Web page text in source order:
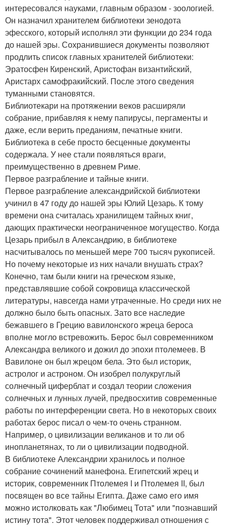
интересовался науками, главным образом - зоологией.
Он назначил хранителем библиотеки зенодота
эфесского, который исполнял эти функции до 234 года
до нашей эры. Сохранившиеся документы позволяют
продлить список главных хранителей библиотеки:
Эратосфен Киренский, Аристофан византийский,
Аристарх самофракийский. После этого сведения
туманными становятся.
Библиотекари на протяжении веков расширяли
собрание, прибавляя к нему папирусы, пергаменты и
даже, если верить преданиям, печатные книги.
Библиотека в себе просто бесценные документы
содержала. У нее стали появляться враги,
преимущественно в древнем Риме.
Первое разграбление и тайные книги.
Первое разграбление александрийской библиотеки
учинил в 47 году до нашей эры Юлий Цезарь. К тому
времени она считалась хранилищем тайных книг,
дающих практически неограниченное могущество. Когда
Цезарь прибыл в Александрию, в библиотеке
насчитывалось по меньшей мере 700 тысяч рукописей.
Но почему некоторые из них начали внушать страх?
Конечно, там были книги на греческом языке,
представлявшие собой сокровища классической
литературы, навсегда нами утраченные. Но среди них не
должно было быть опасных. Зато все наследие
бежавшего в Грецию вавилонского жреца бероса
вполне могло встревожить. Берос был современником
Александра великого и дожил до эпохи птолемеев. В
Вавилоне он был жрецом бела. Это был историк,
астролог и астроном. Он изобрел полукруглый
солнечный циферблат и создал теории сложения
солнечных и лунных лучей, предвосхитив современные
работы по интерференции света. Но в некоторых своих
работах берос писал о чем-то очень странном.
Например, о цивилизации великанов и то ли об
инопланетянах, то ли о цивилизации подводной.
В библиотеке Александрии хранилось и полное
собрание сочинений манефона. Египетский жрец и
историк, современник Птолемея I и Птолемея II, был
посвящен во все тайны Египта. Даже само его имя
можно истолковать как "Любимец Тота" или "познавший
истину тота". Этот человек поддерживал отношения с